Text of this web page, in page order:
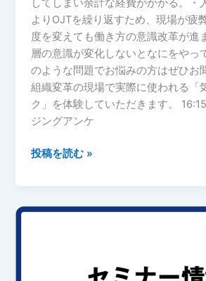
してしまい余計な経費がかかる。・
よりOJTを繰り返すため、現場が疲
度を変えても働き方の意識改革が進
層の意識が変化しないとなにをやっ
のような問題でお悩みの方はぜひお
組織変革の現場で実際に使われる「
ク」を体験していただきます。
ジングアンケ
は
な
ぜ？」
人
事
が
知
る
き、
む
投稿を読む »
【終